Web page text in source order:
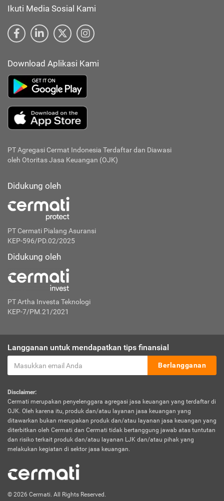
Ikuti Media Sosial Kami
Download Aplikasi Kami
PT Agregasi Cermat Indonesia Terdaftar dan Diawasi
oleh Otoritas Jasa Keuangan (OJK)
Didukung oleh
PT Cermati Pialang Asuransi
KEP-596/PD.02/2025
Didukung oleh
PT Artha Investa Teknologi
KEP-7/PM.21/2021
Langganan untuk mendapatkan tips finansial
Berlangganan
Disclaimer:
Cermati merupakan penyelenggara agregasi jasa keuangan yang terdaftar di
OJK. Oleh karena itu, produk dan/atau layanan jasa keuangan yang
ditawarkan bukan merupakan produk dan/atau layanan jasa keuangan yang
diterbitkan oleh Cermati dan Cermati tidak bertanggung jawab atas tuntutan
dan risiko terkait produk dan/atau layanan LJK dan/atau pihak yang
melakukan kegiatan di sektor jasa keuangan.
© 2026 Cermati. All Rights Reserved.